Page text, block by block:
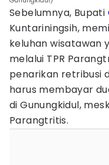
Sebelumnya, Bupati
Kuntariningsih,
keluhan wisatawan
melalui TPR
penarikan retribusi
harus membayar
di Gunungkidul,
Parangtritis.